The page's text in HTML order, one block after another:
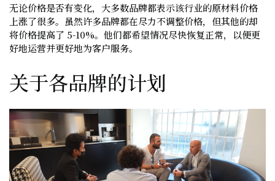
无论价格是否有变化，大多数品牌都表示该行业的原材料价格
上涨了很多。虽然许多品牌都在尽力不调整价格，但其他的却
将价格提高了 5-10%。他们都希望情况尽快恢复正常，以便更
好地运营并更好地为客户服务。
关于各品牌的计划